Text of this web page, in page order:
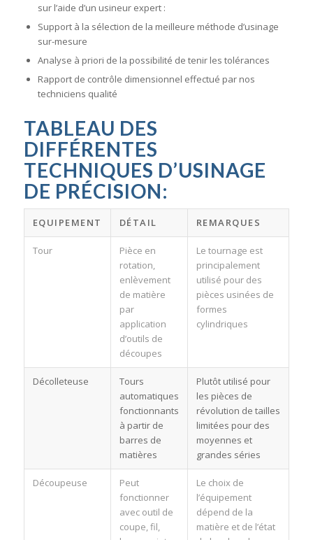
sur l’aide d’un usineur expert :
Support à la sélection de la meilleure méthode d’usinage
sur-mesure
Analyse à priori de la possibilité de tenir les tolérances
Rapport de contrôle dimensionnel effectué par nos
techniciens qualité
TABLEAU DES
DIFFÉRENTES
TECHNIQUES D’USINAGE
DE PRÉCISION:
EQUIPEMENT DÉTAIL REMARQUES
Tour
Pièce en
rotation,
enlèvement
de matière
par
application
d’outils de
découpes
Le tournage est
principalement
utilisé pour des
pièces usinées de
formes
cylindriques
Décolleteuse
Tours
automatiques
fonctionnants
à partir de
barres de
matières
Plutôt utilisé pour
les pièces de
révolution de tailles
limitées pour des
moyennes et
grandes séries
Découpeuse
Peut
fonctionner
avec outil de
coupe, fil,
Le choix de
l’équipement
dépend de la
matière et de l’état